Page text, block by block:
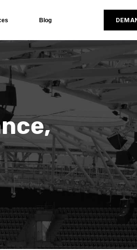
Blog